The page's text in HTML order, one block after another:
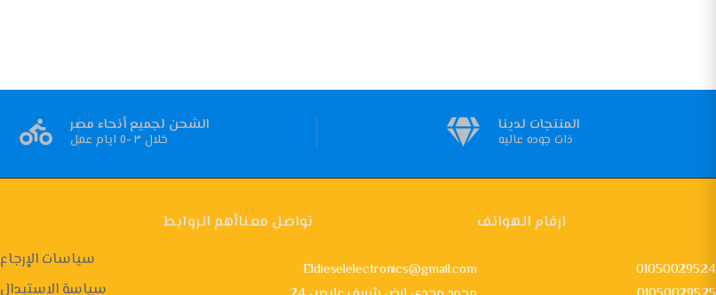
الشحن لجميع أنحاء مصر
خلال ٣ -٥ ايام عمل
المنتجات لدينا
ذات جوده عاليه
أهم الروابط
سياسات الإرجاع
سياسة الاستبدال
تواصل معنا
Eldieselelectronics@gmail.com
ارقام الهواتف
01050029524